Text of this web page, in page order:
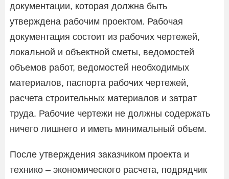
документации, которая должна быть
утверждена рабочим проектом. Рабочая
документация состоит из рабочих чертежей,
локальной и объектной сметы, ведомостей
объемов работ, ведомостей необходимых
материалов, паспорта рабочих чертежей,
расчета строительных материалов и затрат
труда. Рабочие чертежи не должны содержать
ничего лишнего и иметь минимальный объем.
После утверждения заказчиком проекта и
технико – экономического расчета, подрядчик